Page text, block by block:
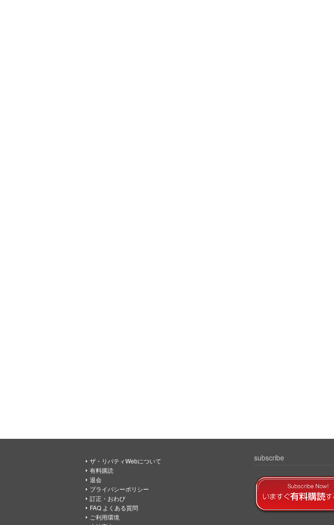
ザ・リバティWebについて
有料購読
退会
プライバシーポリシー
訂正・おわび
FAQ よくある質問
ご利用環境
subscribe